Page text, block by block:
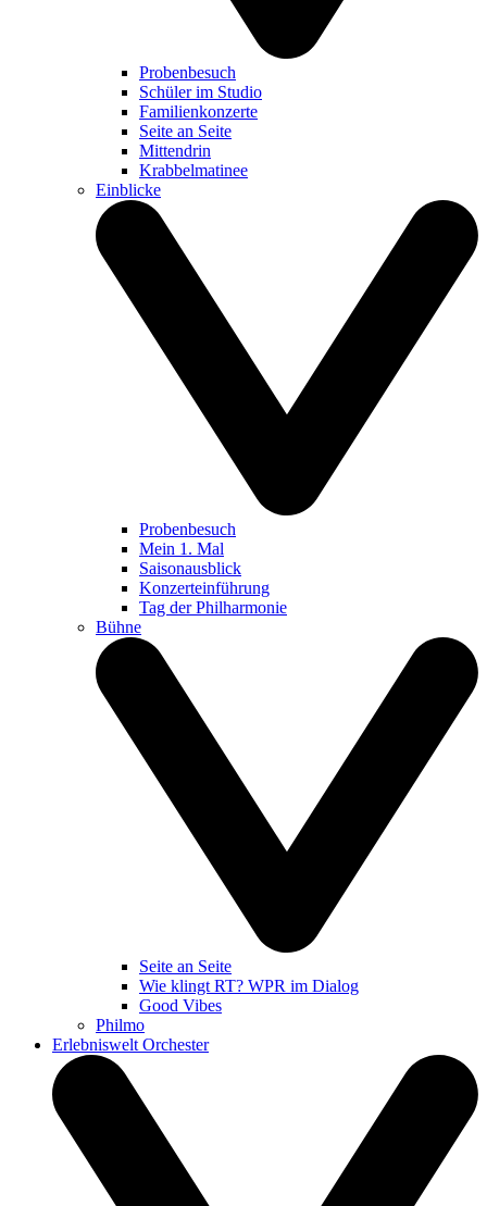
Probenbesuch
Schüler im Studio
Familienkonzerte
Seite an Seite
Mittendrin
Krabbelmatinee
Einblicke
Probenbesuch
Mein 1. Mal
Saisonausblick
Konzerteinführung
Tag der Philharmonie
Bühne
Seite an Seite
Wie klingt RT? WPR im Dialog
Good Vibes
Philmo
Erlebniswelt Orchester